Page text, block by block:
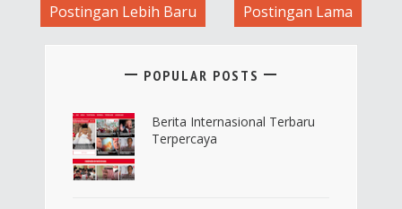
Postingan Lebih Baru Postingan Lama
POPULAR POSTS
Berita Internasional Terbaru
Terpercaya